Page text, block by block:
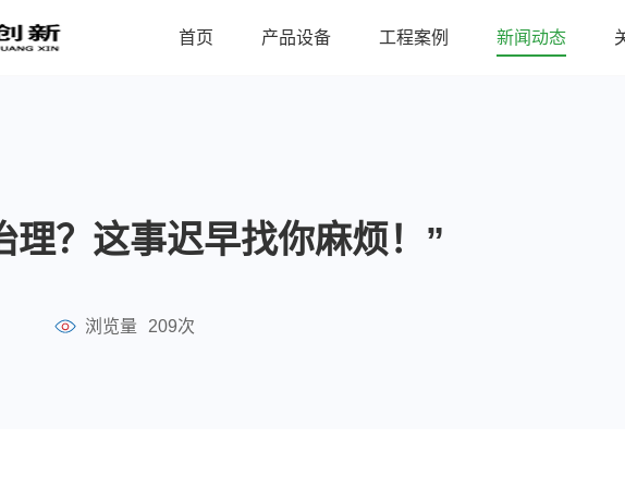
首页 产品设备 工程案例 新闻动态
理？这事迟早找你麻烦！”
浏览量 209次